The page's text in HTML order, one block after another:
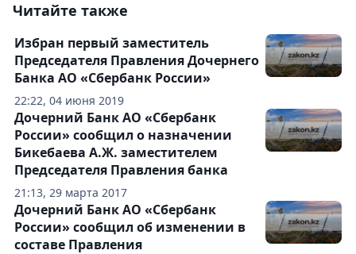
Читайте также
22:22, 04 июня 2019
Избран первый заместитель
Председателя Правления Дочернего
Банка АО «Сбербанк России»
21:13, 29 марта 2017
Дочерний Банк АО «Сбербанк
России» сообщил о назначении
Бикебаева А.Ж. заместителем
Председателя Правления банка
Дочерний Банк АО «Сбербанк
России» сообщил об изменении в
составе Правления